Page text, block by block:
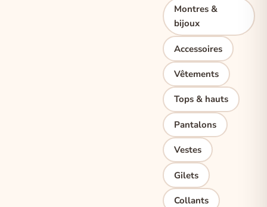
Montres &
bijoux
Accessoires
Vêtements
Tops & hauts
Pantalons
Vestes
Gilets
Collants